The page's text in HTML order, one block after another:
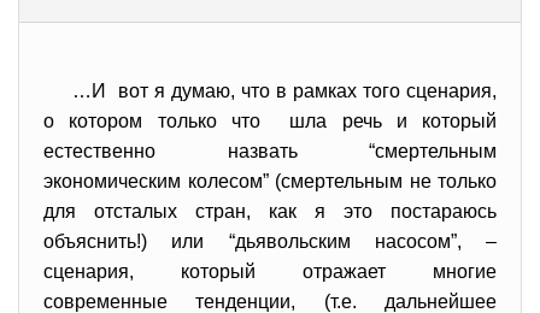
…И вот я думаю, что в рамках того сценария,
о котором только что шла речь и который
естественно назвать “смертельным
экономическим колесом” (смертельным не только
для отсталых стран, как я это постараюсь
объяснить!) или “дьявольским насосом”, –
сценария, который отражает многие
современные тенденции, (т.е. дальнейшее